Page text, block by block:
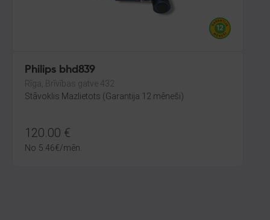
Philips bhd839
Rīga, Brīvības gatve 432
Stāvoklis Mazlietots (Garantija 12 mēneši)
120.00 €
No 5.46€/mēn.